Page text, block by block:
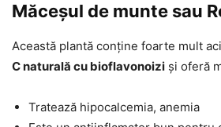
Măceșul de munte sau
Această plantă conține foarte mult
C naturală cu bioflavonoizi și oferă
Tratează hipocalcemia, anemia